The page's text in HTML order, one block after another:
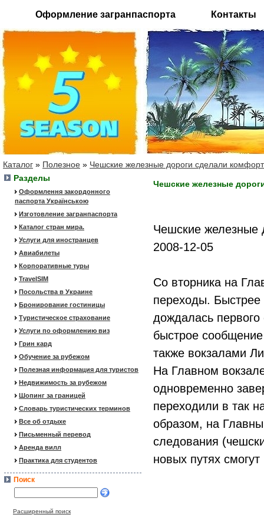
Оформление загранпаспорта Контакты
Каталог » Полезное » Чешские железные дороги сделали
Разделы
Оформлення закордонного
паспорта Українською
Изготовление загранпаспорта
Каталог стран мира.
Услуги для иностранцев
Авиабилеты
Корпоративные туры
TravelSIM
Посольства в Украине
Бронирование гостиницы
Туристическое страхование
Услуги по оформлению виз
Грин кард
Обучение за рубежом
Полезная информация для туристов
Недвижимость за рубежом
Шопинг за границей
Словарь туристических терминов
Все об отдыхе
Письменный перевод
Аренда вилл
Практика для студентов
Поиск
Расширенный поиск
Чешские железные
Чешские железные
2008-12-05
Со вторника на
переходы. Быстрее
дождалась
быстрое
также вокзалами
На Главном
одновременно
переходили в так
образом, на
следования
новых путях